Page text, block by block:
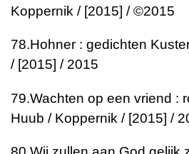
Koppernik / [2015] / ©2015
78.Hohner : gedichten
/ [2015] / 2015
79.Wachten op een vriend :
Huub / Koppernik / [2015] /